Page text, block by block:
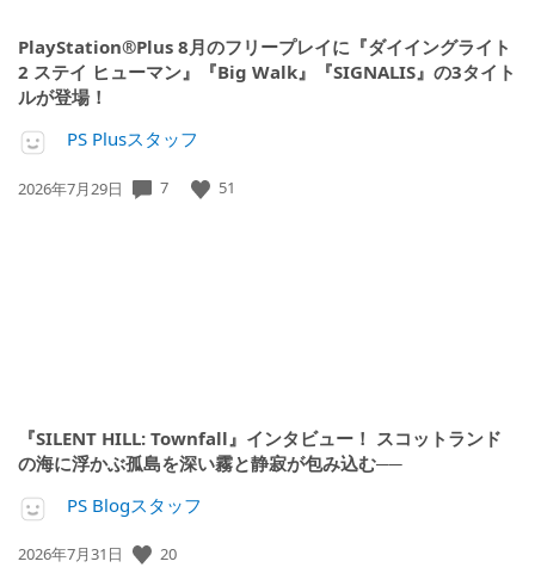
PlayStation®Plus 8月のフリープレイに『ダイイングライト
2 ステイ ヒューマン』『Big Walk』『SIGNALIS』の3タイト
ルが登場！
PS Plusスタッフ
公
2026年7月29日 7 51
『SILENT HILL: Townfall』インタビュー！ スコットランド
の海に浮かぶ孤島を深い霧と静寂が包み込む──
PS Blogスタッフ
公
2026年7月31日 20